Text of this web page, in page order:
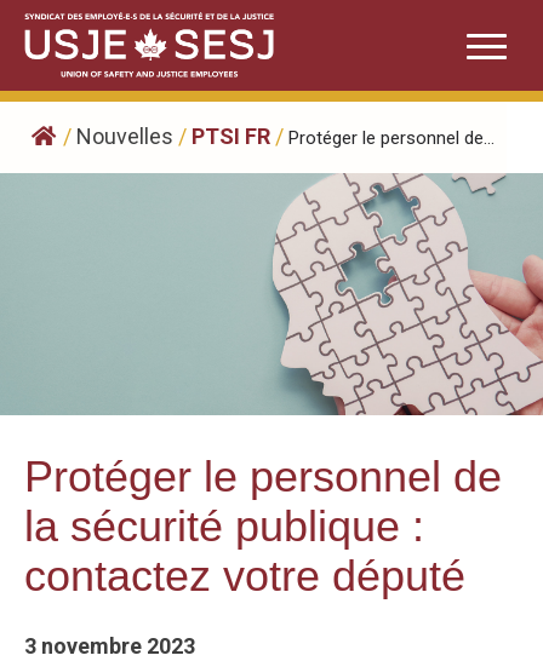
Skip
content
/ Nouvelles / PTSI FR / Protéger le personnel de...
Protéger le personnel de
la sécurité publique :
contactez votre député
3 novembre 2023